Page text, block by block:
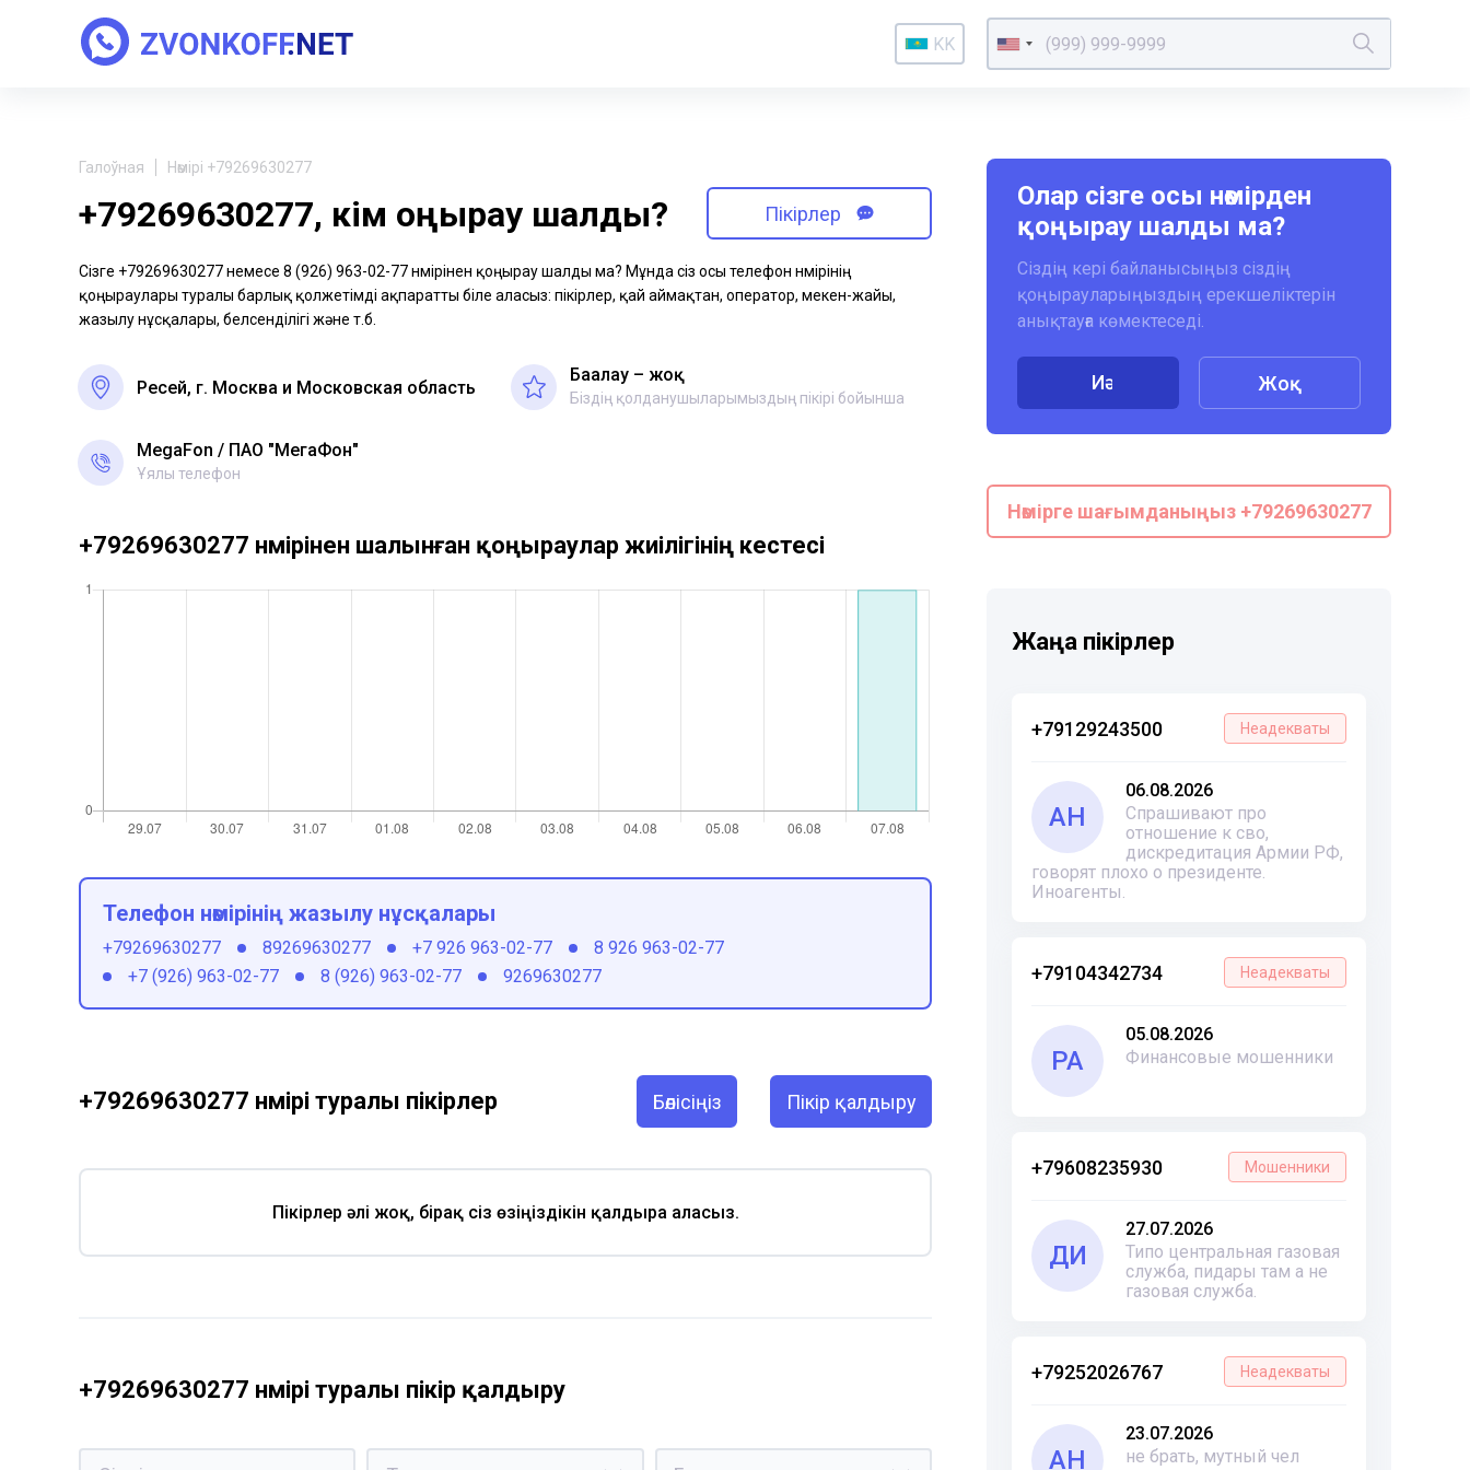
KK
Галоўная Нөмірі +79269630277
+79269630277, кім қоңырау шалды? Пікірлер
Сізге +79269630277 немесе 8 (926) 963-02-77 нөмірінен қоңырау шалды ма? Мұнда сіз осы телефон нөмірінің
қоңыраулары туралы барлық қолжетімді ақпаратты біле аласыз: пікірлер, қай аймақтан, оператор, мекен-жайы,
жазылу нұсқалары, белсенділігі және т.б.
Ресей, г. Москва и Московская область
Бағалау – жоқ
Біздің қолданушыларымыздың пікірі бойынша
MegaFon ПАО "МегаФон"
Ұялы телефон
Олар сізге осы нөмірден
қоңырау шалды ма?
Сіздің кері байланысыңыз сіздің
қоңырауларыңыздың ерекшеліктерін
анықтауға көмектеседі.
Иә Жоқ
Нөмірге шағымданыңыз +79269630277
Жаңа пікірлер
+79129243500 Неадекваты
АН
06.08.2026
Спрашивают про
отношение к сво,
дискредитация Армии РФ,
говорят плохо о президенте.
Иноагенты.
+79104342734 Неадекваты
РА
05.08.2026
Финансовые мошенники
+79608235930 Мошенники
ДИ
27.07.2026
Типо центральная газовая
служба, пидары там а не
газовая служба.
+79252026767 Неадекваты
АН
23.07.2026
не брать, мутный чел
+79269630277 нөмірінен шалынған қоңыраулар жиілігінің кестесі
Телефон нөмірінің жазылу нұсқалары
+79269630277 89269630277 +7 926 963-02-77
8 926 963-02-77
+7 (926) 963-02-77
8 (926) 963-02-77 9269630277
+79269630277 нөмірі туралы пікірлер Бөлісіңіз Пікір қалдыру
Пікірлер әлі жоқ, бірақ сіз өзіңіздікін қалдыра аласыз.
+79269630277 нөмірі туралы пікір қалдыру